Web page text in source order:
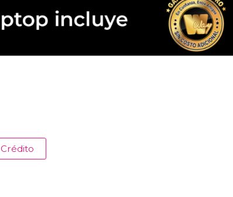
Crédito